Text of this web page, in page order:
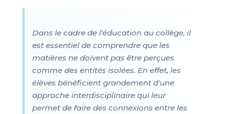
Dans le cadre de l'éducation au collège, il
est essentiel de comprendre que les
matières ne doivent pas être perçues
comme des entités isolées. En effet, les
élèves bénéficient grandement d'une
approche interdisciplinaire qui leur
permet de faire des connexions entre les